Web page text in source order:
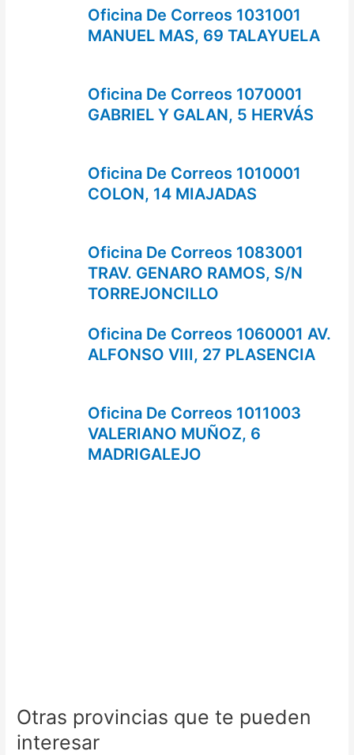
Oficina De Correos 1031001
MANUEL MAS, 69 TALAYUELA
Oficina De Correos 1070001
GABRIEL Y GALAN, 5 HERVÁS
Oficina De Correos 1010001
COLON, 14 MIAJADAS
Oficina De Correos 1083001
TRAV. GENARO RAMOS, S/N
TORREJONCILLO
Oficina De Correos 1060001 AV.
ALFONSO VIII, 27 PLASENCIA
Oficina De Correos 1011003
VALERIANO MUÑOZ, 6
MADRIGALEJO
Otras provincias que te pueden
interesar